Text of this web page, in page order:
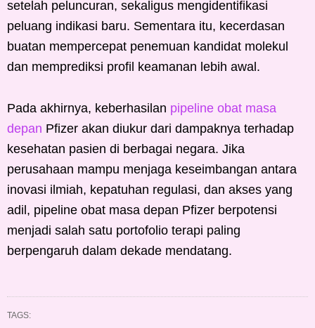
setelah peluncuran, sekaligus mengidentifikasi
peluang indikasi baru. Sementara itu, kecerdasan
buatan mempercepat penemuan kandidat molekul
dan memprediksi profil keamanan lebih awal.
Pada akhirnya, keberhasilan pipeline obat masa
depan Pfizer akan diukur dari dampaknya terhadap
kesehatan pasien di berbagai negara. Jika
perusahaan mampu menjaga keseimbangan antara
inovasi ilmiah, kepatuhan regulasi, dan akses yang
adil, pipeline obat masa depan Pfizer berpotensi
menjadi salah satu portofolio terapi paling
berpengaruh dalam dekade mendatang.
TAGS: